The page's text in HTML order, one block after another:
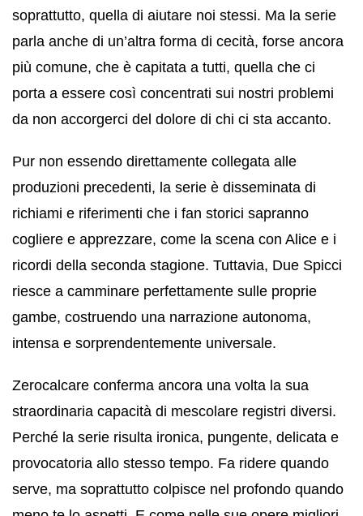
soprattutto, quella di aiutare noi stessi. Ma la serie
parla anche di un’altra forma di cecità, forse ancora
più comune, che è capitata a tutti, quella che ci
porta a essere così concentrati sui nostri problemi
da non accorgerci del dolore di chi ci sta accanto.
Pur non essendo direttamente collegata alle
produzioni precedenti, la serie è disseminata di
richiami e riferimenti che i fan storici sapranno
cogliere e apprezzare, come la scena con Alice e i
ricordi della seconda stagione. Tuttavia, Due Spicci
riesce a camminare perfettamente sulle proprie
gambe, costruendo una narrazione autonoma,
intensa e sorprendentemente universale.
Zerocalcare conferma ancora una volta la sua
straordinaria capacità di mescolare registri diversi.
Perché la serie risulta ironica, pungente, delicata e
provocatoria allo stesso tempo. Fa ridere quando
serve, ma soprattutto colpisce nel profondo quando